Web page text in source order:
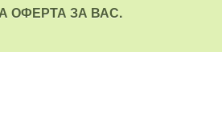
ОФЕРТА ЗА ВАС.